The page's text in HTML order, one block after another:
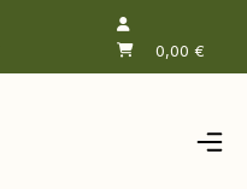
0,00 €